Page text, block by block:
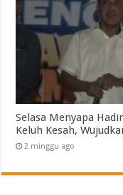
Selasa Menyapa
Keluh Kesah,
2 minggu ago